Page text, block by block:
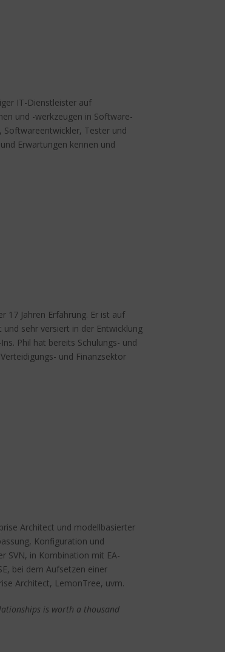
IT-Dienstleister auf
und -werkzeugen in Software-
Softwareentwickler, Tester und
Erwartungen kennen und
17 Jahren Erfahrung. Er ist auf
sehr versiert in der Entwicklung
Phil hat bereits Schulungs- und
und Finanzsektor
Architect und modellbasierter
Konfiguration und
SVN, in Kombination mit EA-
bei dem Aufsetzen einer
Architect, LemonTree, uvm.
is worth a thousand